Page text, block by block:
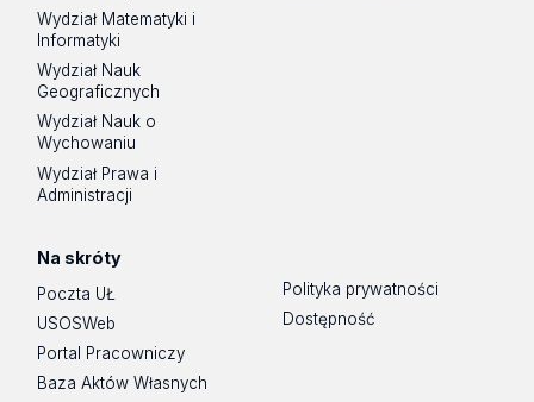
Wydział Matematyki i
Informatyki
Wydział Nauk
Geograficznych
Wydział Nauk o
Wychowaniu
Wydział Prawa i
Administracji
Na skróty
Poczta UŁ
USOSWeb
Portal Pracowniczy
Baza Aktów Własnych
Polityka prywatności
Dostępność